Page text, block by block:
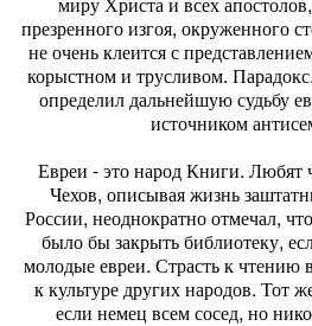
презренного изгоя, окруженного
не очень клеится с
корыстном и трусливом.
определил дальнейшую судьбу
источником
Евреи - это народ Книги. Любят
Чехов, описывая жизнь
России, неоднократно отмечал,
было бы закрыть библиотеку,
молодые евреи. Страсть к чтению
к культуре других народов. Тот
если немец всем сосед, но